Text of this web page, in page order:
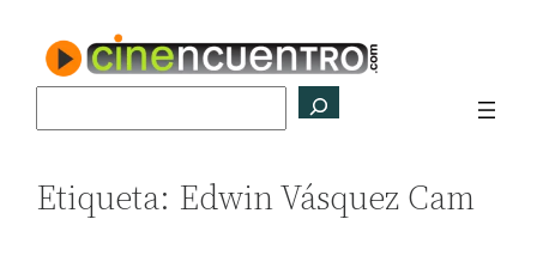
contenido
Etiqueta: Edwin Vásquez Cam